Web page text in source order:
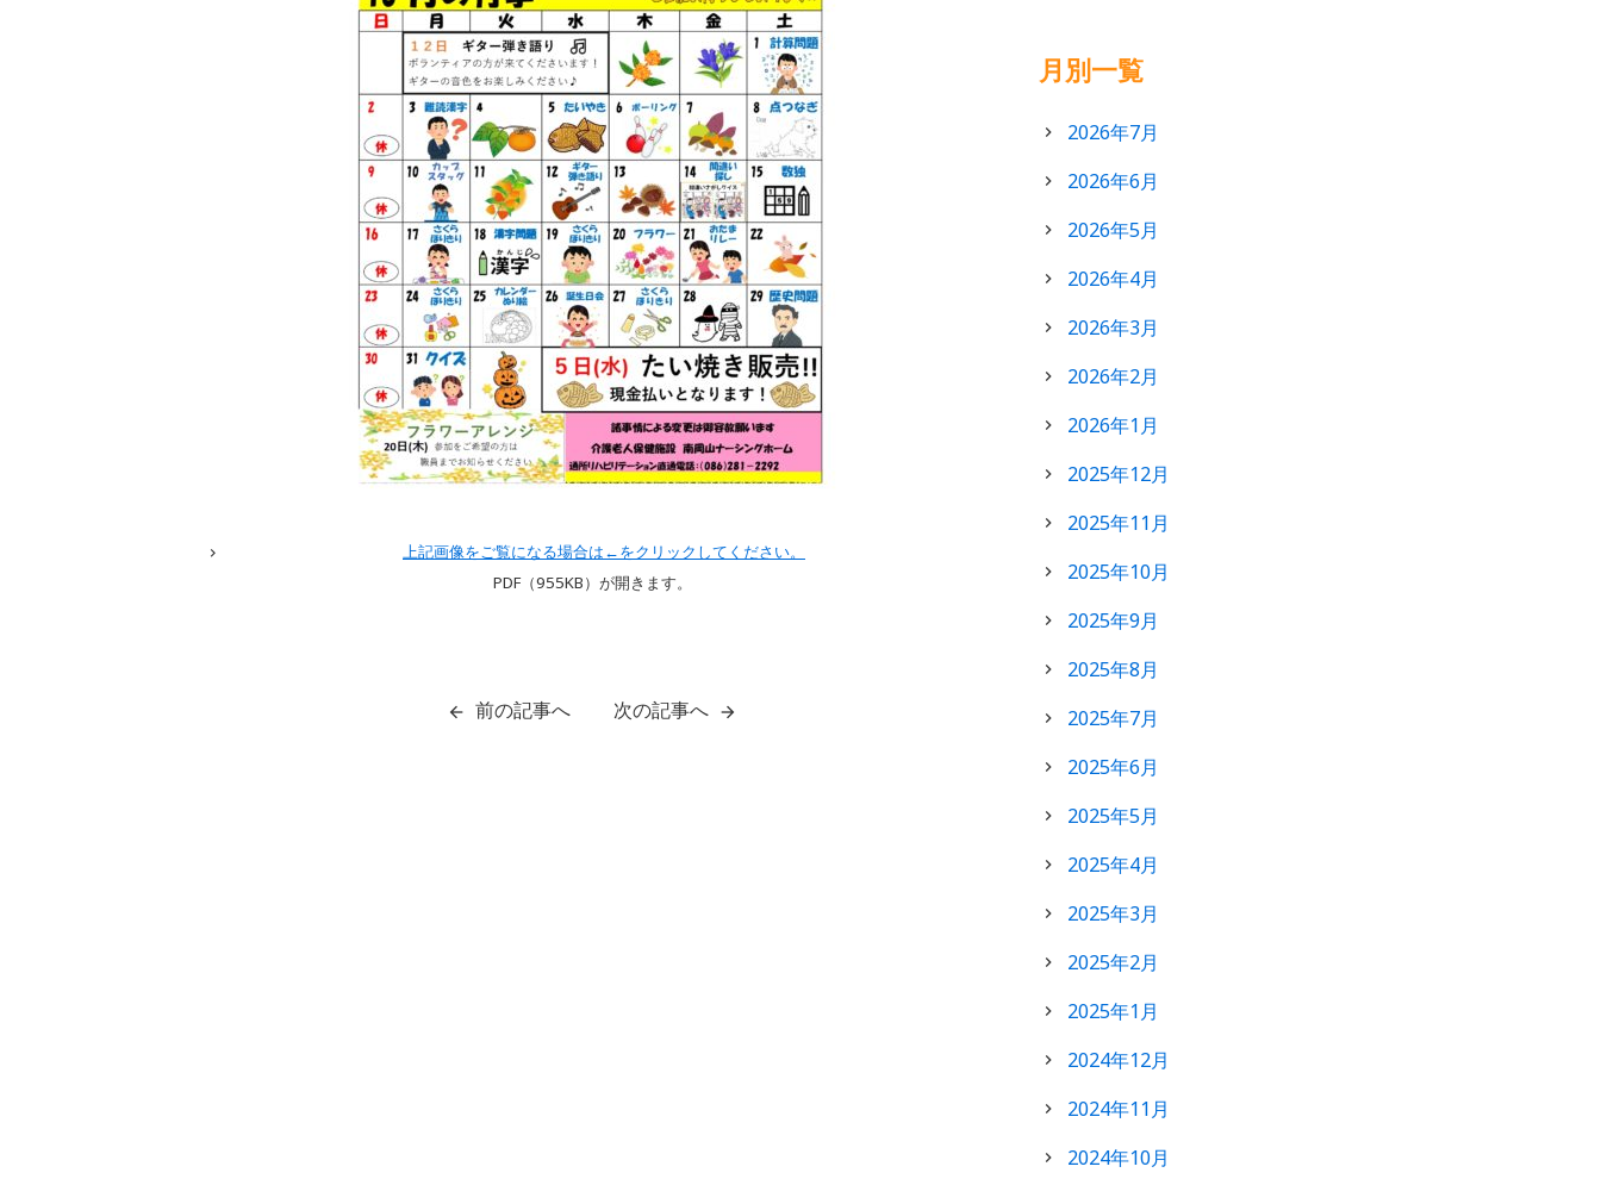
上記画像をご覧になる場合は←をクリックしてください。
PDF（955KB）が開きます。
前の記事へ 次の記事へ
月別一覧
2026年7月
2026年6月
2026年5月
2026年4月
2026年3月
2026年2月
2026年1月
2025年12月
2025年11月
2025年10月
2025年9月
2025年8月
2025年7月
2025年6月
2025年5月
2025年4月
2025年3月
2025年2月
2025年1月
2024年12月
2024年11月
2024年10月